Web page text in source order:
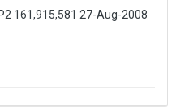
161,915,581 27-Aug-2008